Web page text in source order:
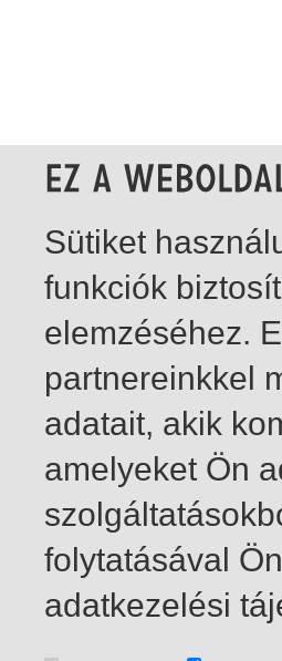
1-2 / total 2 hit
Sütiket
funkciók
elemzéséhez.
partnereinkkel
adatait, akik
amelyeket Ön
folytatásával
adatkezelési